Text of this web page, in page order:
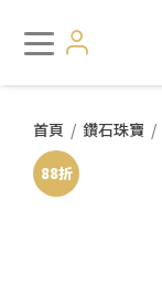
首頁 / 鑽石珠寶 /
88折